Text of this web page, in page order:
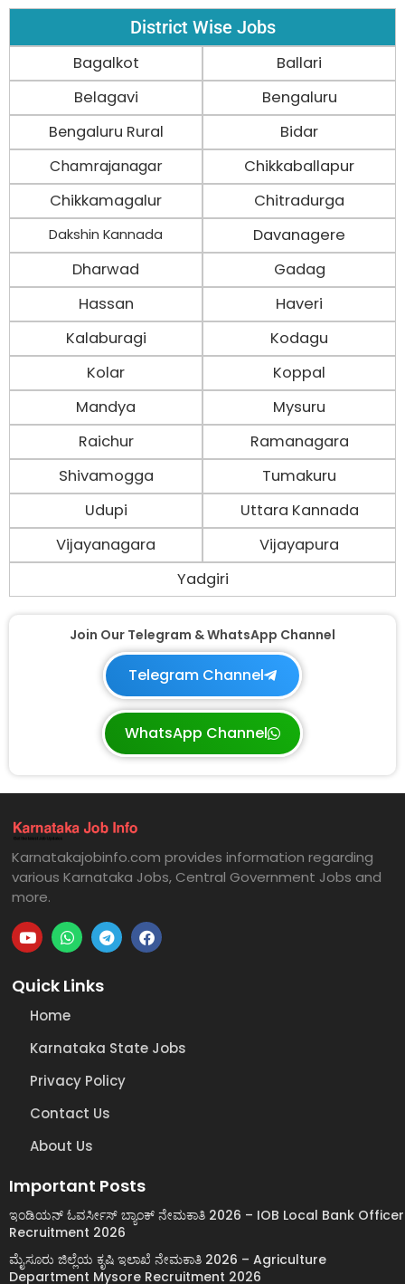
District Wise Jobs
Bagalkot
Ballari
Belagavi
Bengaluru
Bengaluru Rural
Bidar
Chamrajanagar
Chikkaballapur
Chikkamagalur
Chitradurga
Dakshin Kannada
Davanagere
Dharwad
Gadag
Hassan
Haveri
Kalaburagi
Kodagu
Kolar
Koppal
Mandya
Mysuru
Raichur
Ramanagara
Shivamogga
Tumakuru
Udupi
Uttara Kannada
Vijayanagara
Vijayapura
Yadgiri
Join Our Telegram & WhatsApp Channel
Telegram Channel
WhatsApp Channel
Karnatakajobinfo.com provides information regarding
various Karnataka Jobs, Central Government Jobs and
more.
Quick Links
Home
Karnataka State Jobs
Privacy Policy
Contact Us
About Us
Important Posts
ಇಂಡಿಯನ್ ಓವರ್ಸೀಸ್ ಬ್ಯಾಂಕ್ ನೇಮಕಾತಿ 2026 – IOB Local Bank Officer
Recruitment 2026
ಮೈಸೂರು ಜಿಲ್ಲೆಯ ಕೃಷಿ ಇಲಾಖೆ ನೇಮಕಾತಿ 2026 – Agriculture
Department Mysore Recruitment 2026